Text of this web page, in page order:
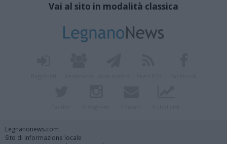
Vai al sito in modalità classica
Legnanonews.com
Sito di informazione locale